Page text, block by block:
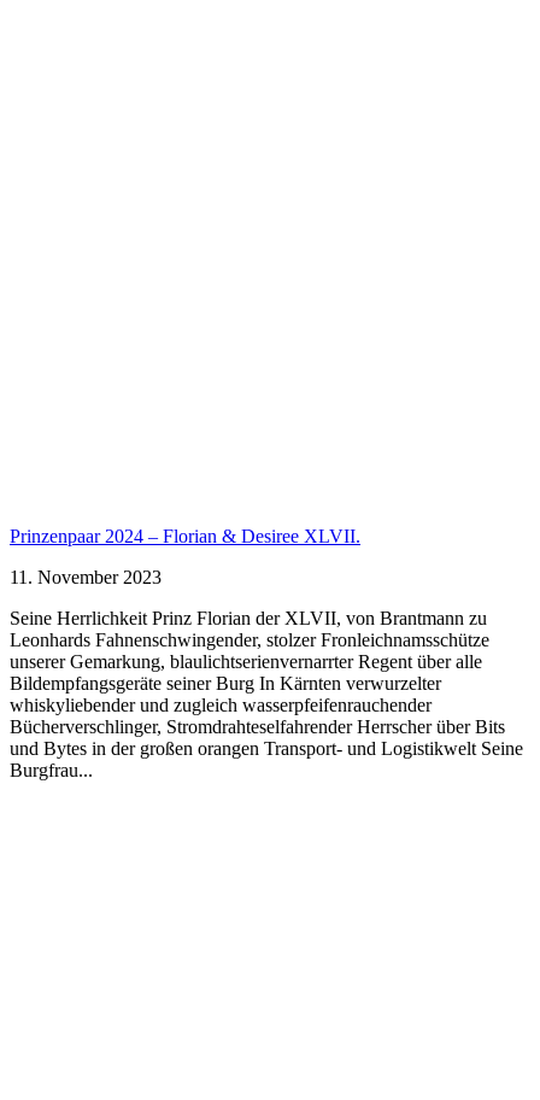
Prinzenpaar 2024 – Florian & Desiree XLVII.
11. November 2023
Seine Herrlichkeit Prinz Florian der XLVII, von Brantmann zu
Leonhards Fahnenschwingender, stolzer Fronleichnamsschütze
unserer Gemarkung, blaulichtserienvernarrter Regent über alle
Bildempfangsgeräte seiner Burg In Kärnten verwurzelter
whiskyliebender und zugleich wasserpfeifenrauchender
Bücherverschlinger, Stromdrahteselfahrender Herrscher über Bits
und Bytes in der großen orangen Transport- und Logistikwelt Seine
Burgfrau...